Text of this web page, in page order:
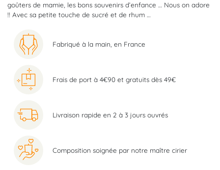
goûters de mamie, les bons souvenirs d’enfance … Nous on adore
!! Avec sa petite touche de sucré et de rhum …
Fabriqué à la main, en France
Frais de port à 4€90 et gratuits dès 49€
Livraison rapide en 2 à 3 jours ouvrés
Composition soignée par notre maître cirier